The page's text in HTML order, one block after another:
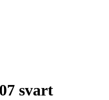
svart